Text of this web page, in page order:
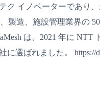
イノベーターであり
造、施設管理業界の
は、2021 年に
ばれました。 https://